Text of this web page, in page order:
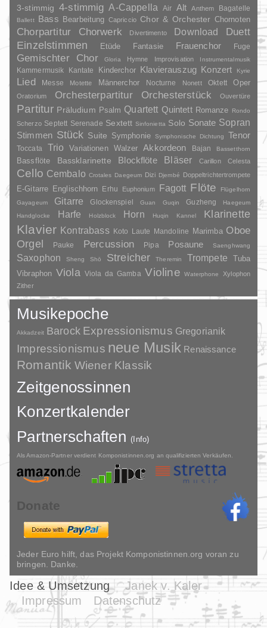
3-stimmig 4-stimmig A-Cappella Air Alt Anthem Bagatelle
Ballett Bass Bearbeitung Capriccio Chor & Orchester Chornoten
Chorpartitur Chorwerk Divertimento Download
Duett
Einzelstimmen
Etüde Fantasie Frauenchor Fuge
Gemischter Chor Gloria Hymne Improvisation Instrumentalmusik
Kammermusik Kantate Kinderchor Klavierauszug Konzert Kyrie
Lied Messe Motette Männerchor Nocturne Nonett Oktett Oper
Oratorium Orchesterpartitur Orchesterstück Ouvertüre
Partitur Präludium Psalm Quartett Quintett Romanze Rondo
Scherzo Septett Serenade Sextett Sinfonietta Solo Sonate Sopran
Stimmen Stück Suite Symphonie Symphonische Dichtung Tenor
Toccata Trio Variationen Walzer Akkordeon Bajan Bassetthorn
Bassflöte Bassklarinette Blockflöte Bläser Carillon Celesta
Cello Cembalo Crotales Daegeum Dizi Djembé Doppeltrichtertrompete
E-Gitarre Englischhorn Erhu Euphonium Fagott Flöte
Flügelhorn
Gayageum
Gitarre Glockenspiel Guan Guqin Guzheng
Haegeum
Handglocke
Harfe Holzblock Horn Huqin Kannel Klarinette
Klavier Kontrabass Koto Laute Mandoline Marimba Oboe
Orgel Pauke Percussion Pipa Posaune Saenghwang
Saxophon Sheng Shō Streicher Theremin Trompete
Tuba
Vibraphon Viola Viola da Gamba Violine Waterphone
Xylophon
Zither
Musikepoche
Akkadzeit Barock Expressionismus Gregorianik
Impressionismus neue Musik Renaissance
Romantik Wiener Klassik
Zeitgenossinnen
Konzertkalender
Partnerschaften(Info)
Als Amazon-Partner verdient Komponistinnen.org an qualifizierten Verkäufen.
Donate
Jeder Euro hilft, das Projekt Komponistinnen.org voran zu
bringen. Danke.
Idee & Umsetzung
Janek v. Kaler
Impressum
Datenschutz